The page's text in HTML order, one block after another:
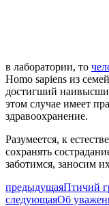
в лаборатории, то
Homo sapiens из
достигший
этом случае имеет
здравоохранение.
Разумеется, к
сохранять
заботимся, заносим
предыдущаяПтичий
следующаяОб